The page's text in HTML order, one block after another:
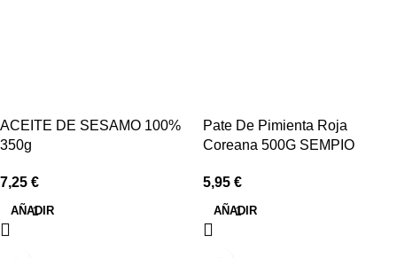
ACEITE DE SESAMO 100%
350g
7,25 €
AÑADIR
Pate De Pimienta Roja
Coreana 500G SEMPIO
5,95 €
AÑADIR